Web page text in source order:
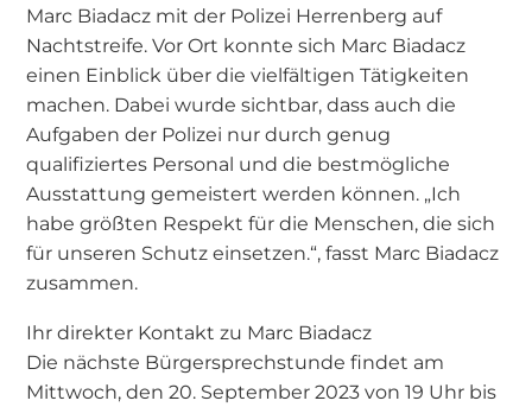
Marc Biadacz mit der Polizei Herrenberg auf
Nachtstreife. Vor Ort konnte sich Marc Biadacz
einen Einblick über die vielfältigen Tätigkeiten
machen. Dabei wurde sichtbar, dass auch die
Aufgaben der Polizei nur durch genug
qualifiziertes Personal und die bestmögliche
Ausstattung gemeistert werden können. „Ich
habe größten Respekt für die Menschen, die sich
für unseren Schutz einsetzen.“, fasst Marc Biadacz
zusammen.
Ihr direkter Kontakt zu Marc Biadacz
Die nächste Bürgersprechstunde findet am
Mittwoch, den 20. September 2023 von 19 Uhr bis